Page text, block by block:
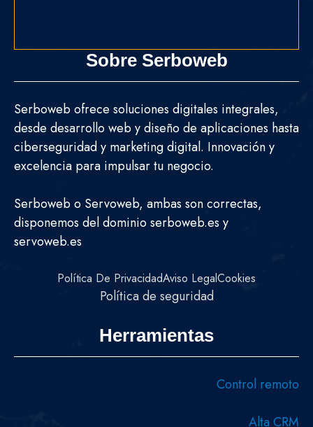
Sobre Serboweb
Serboweb ofrece soluciones digitales integrales,
desde desarrollo web y diseño de aplicaciones hasta
ciberseguridad y marketing digital. Innovación y
excelencia para impulsar tu negocio.
Serboweb o Servoweb, ambas son correctas,
disponemos del dominio serboweb.es y
servoweb.es
Política De PrivacidadAviso LegalCookies
Política de seguridad
Herramientas
Control remoto
Alta CRM